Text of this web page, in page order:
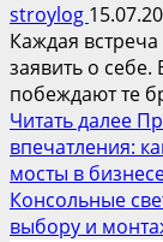
stroylog
Каждая
заявить о
побеждают те
Читать далее
впечатления:
мосты в
Консольные
выбору и